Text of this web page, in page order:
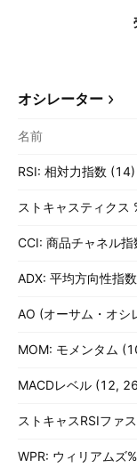
オシレーター
名前
RSI: 相対力指数 (14)
ストキャスティクス
CCI: 商品チャネル
ADX: 平均方向性指
AO (オーサム・オシ
MOM: モメンタム
MACDレベル (12,
ストキャスRSIファ
WPR: ウィリアムズ